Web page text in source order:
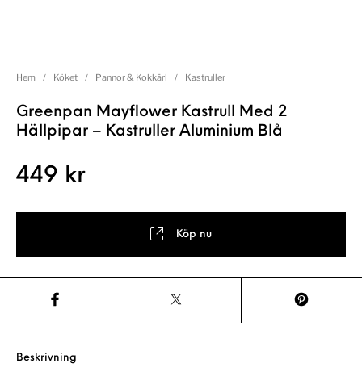
Hem / Köket / Pannor & Kokkärl / Kastruller
Greenpan Mayflower Kastrull Med 2
Hällpipar – Kastruller Aluminium Blå
449 kr
Köp nu
Beskrivning